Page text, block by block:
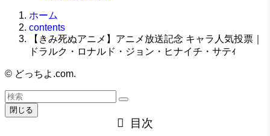
ホーム
contents
【きみ死ぬアニメ】アニメ放送記念 キャラ人気投票｜
ドラルク・ロナルド・ジョン・ヒナイチ・サテｨ
© どっちよ.com.
閉じる
目次